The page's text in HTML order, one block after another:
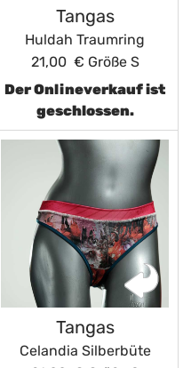
Tangas
Huldah Traumring
21,00 € Größe S
Der Onlineverkauf ist
geschlossen.
Tangas
Celandia Silberbüte